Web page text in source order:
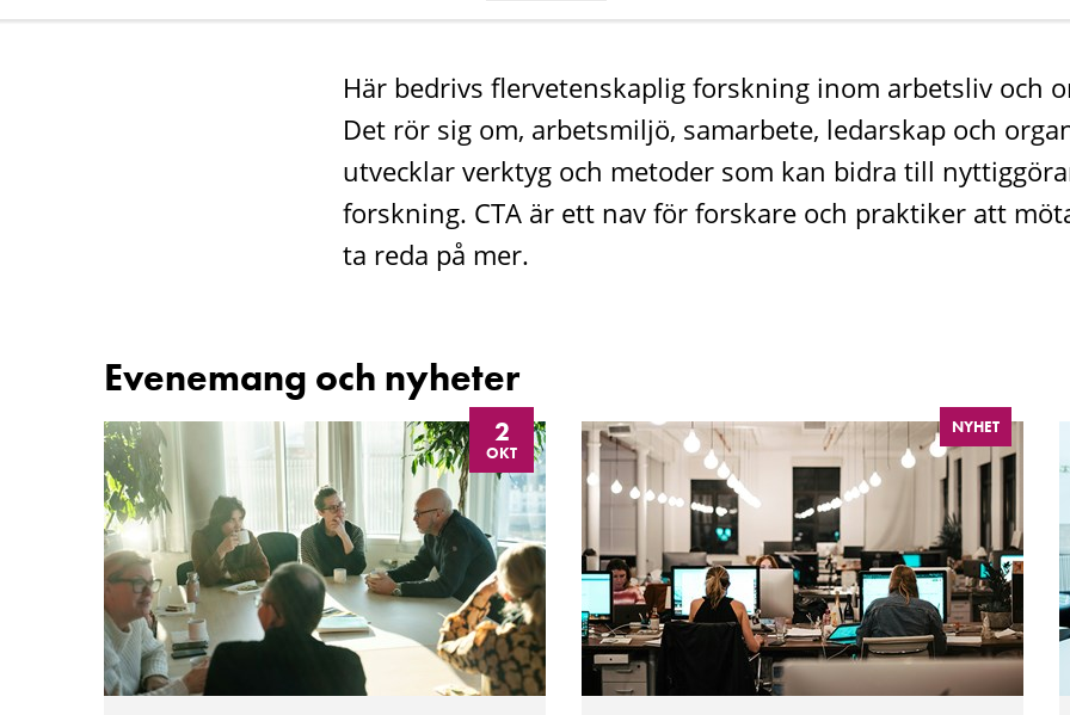
Här bedrivs flervetenskaplig forskning inom arbetsliv och
Det rör sig om, arbetsmiljö, samarbete, ledarskap och
utvecklar verktyg och metoder som kan bidra till
forskning. CTA är ett nav för forskare och praktiker att
ta reda på mer.
Evenemang och nyheter
2
OKT
NYHET